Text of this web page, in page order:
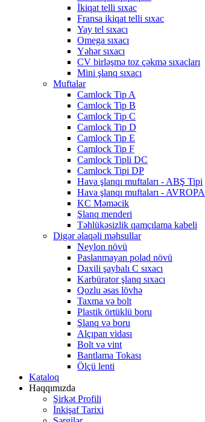
İkiqat telli sıxac
Fransa ikiqat telli sıxac
Yay tel sıxacı
Omega sıxacı
Yəhər sıxacı
CV birləşmə toz çəkmə sıxacları
Mini şlanq sıxacı
Muftalar
Camlock Tip A
Camlock Tip B
Camlock Tip C
Camlock Tip D
Camlock Tip E
Camlock Tip F
Camlock Tipli DC
Camlock Tipi DP
Hava şlanqı muftaları - ABŞ Tipi
Hava şlanqı muftaları -
KC Məməcik
Şlanq menderi
Təhlükəsizlik qamçılama kabeli
Digər əlaqəli məhsullar
Neylon növü
Paslanmayan polad növü
Daxili şaybalı C sıxacı
Karbürator şlanq sıxacı
Qozlu əsas lövhə
Taxma və bolt
Plastik örtüklü boru
Şlanq və boru
Alçıpan vidası
Bolt və vint
Bantlama Tokası
Ölçü lenti
Kataloq
Haqqımızda
Şirkət Profili
İnkişaf Tarixi